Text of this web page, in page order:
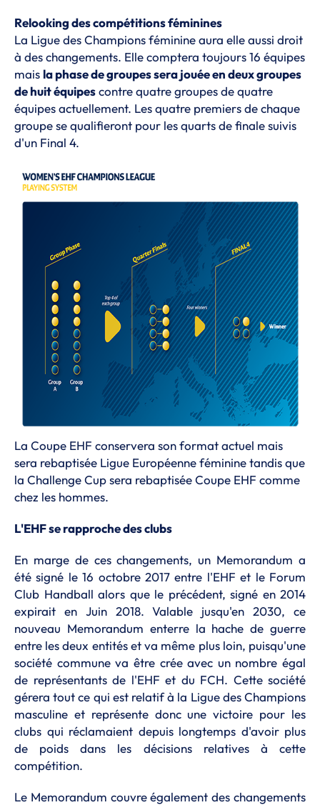
Relooking des compétitions féminines
La Ligue des Champions féminine aura elle aussi droit
à des changements. Elle comptera toujours 16 équipes
mais la phase de groupes sera jouée en deux groupes
de huit équipescontre quatre groupes de quatre
équipes actuellement. Les quatre premiers de chaque
groupe se qualifieront pour les quarts de finale suivis
d'un Final 4.
La Coupe EHF conservera son format actuel mais
sera rebaptisée Ligue Européenne féminine tandis que
la Challenge Cup sera rebaptisée Coupe EHF comme
chez les hommes.
L'EHF se rapproche des clubs
En marge de ces changements, un Memorandum a
été signé le 16 octobre 2017 entre l'EHF et le Forum
Club Handball alors que le précédent, signé en 2014
expirait en Juin 2018. Valable jusqu'en 2030, ce
nouveau Memorandum enterre la hache de guerre
entre les deux entités et va même plus loin, puisqu'une
société commune va être crée avec un nombre égal
de représentants de l'EHF et du FCH. Cette société
gérera tout ce qui est relatif à la Ligue des Champions
masculine et représente donc une victoire pour les
clubs qui réclamaient depuis longtemps d'avoir plus
de poids dans les décisions relatives à cette
compétition.
Le Memorandum couvre également des changements